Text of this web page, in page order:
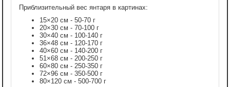
Приблизительный вес янтаря в картинах:
15×20 см - 50-70 г
20×30 см - 70-100 г
30×40 см - 100-140 г
36×48 см - 120-170 г
40×60 см - 140-200 г
51×68 см - 200-250 г
60×80 см - 250-350 г
72×96 см - 350-500 г
80×120 см - 500-700 г